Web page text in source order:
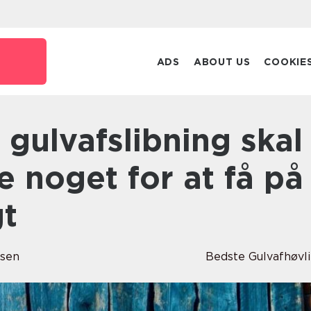
ADS ABOUT US
noget for at få på
Bedste